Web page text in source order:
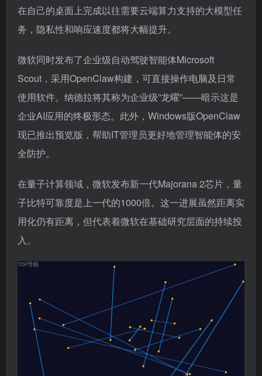
在自己的桌面上完成以往需要云端算力支持的大模型任
务，隐私性和响应速度都将大幅提升。
微软同时发布了企业级自动驾驶智能体Microsoft
Scout，采用OpenClaw构建，可直接操作电脑及日常
使用软件。纳德拉将其称为企业级”龙曜”——暗示这是
企业AI应用的终极形态。此外，Windows版OpenClaw
现已推出预览版，帮助IT管理员更好地管理智能体的安
全防护。
在量子计算领域，微软发布新一代Majorana 2芯片，量
子比特可靠度是上一代的1000倍。这一进展虽然距离实
用化仍有距离，但代表着微软在基础研究层面的持续投
入。